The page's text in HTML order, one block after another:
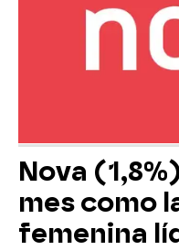
Nova
mes como
femenina